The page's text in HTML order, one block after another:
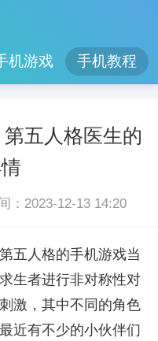
机游戏 手机教程
五人格医生的
：2023-12-13 14:20
五人格的手机游戏当
生者进行非对称性对
激，其中不同的角色
近有不少的小伙伴们